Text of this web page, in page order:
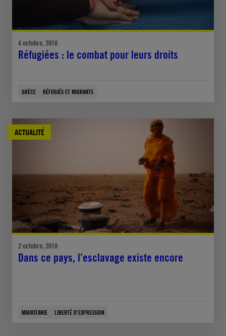
4 octobre, 2018
Réfugiées : le combat pour leurs droits
GRÈCE RÉFUGIÉS ET MIGRANTS
ACTUALITÉ
2 octobre, 2018
Dans ce pays, l’esclavage existe encore
MAURITANIE LIBERTÉ D'EXPRESSION